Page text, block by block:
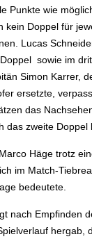
Punkte wie
kein Doppel für
Lucas
sowie im
Simon Karrer,
ersetzte,
das
das zweite Doppel
Häge trotz
im Match-
bedeutete.
nach Empfinden
hergab,